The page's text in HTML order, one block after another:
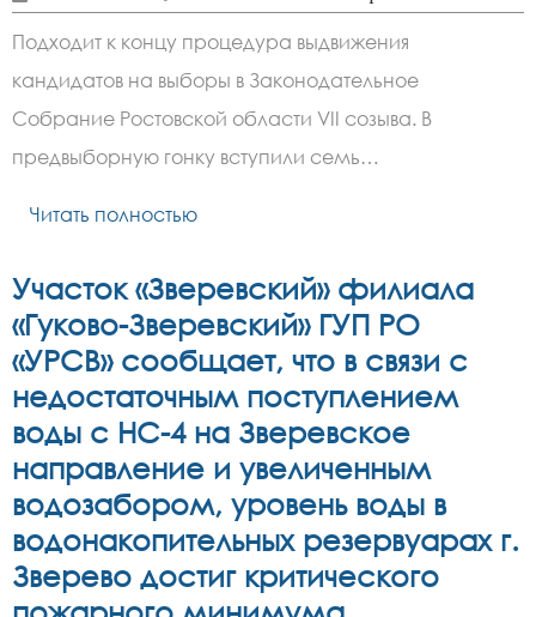
Подходит к концу процедура выдвижения
кандидатов на выборы в Законодательное
Собрание Ростовской области VII созыва. В
предвыборную гонку вступили семь…
Читать полностью
Участок «Зверевский» филиала
«Гуково-Зверевский» ГУП РО
«УРСВ» сообщает, что в связи с
недостаточным поступлением
воды с НС-4 на Зверевское
направление и увеличенным
водозабором, уровень воды в
водонакопительных резервуарах г.
Зверево достиг критического